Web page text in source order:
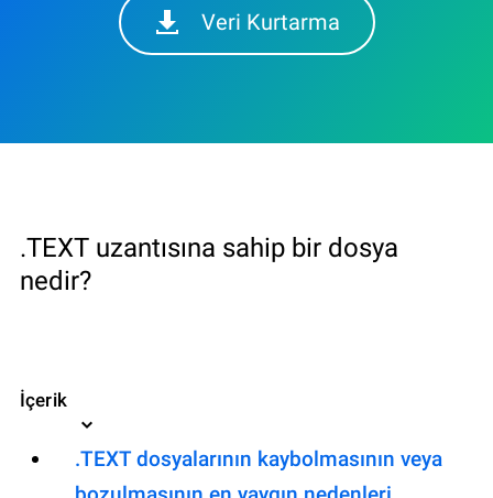
Veri Kurtarma
.TEXT uzantısına sahip bir dosya
nedir?
İçerik
.TEXT dosyalarının kaybolmasının veya